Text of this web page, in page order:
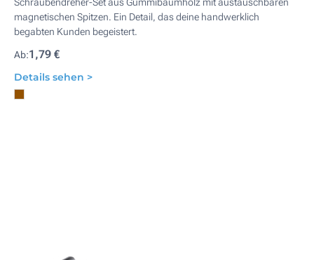
magnetischen Spitzen. Ein Detail, das deine handwerklich
begabten Kunden begeistert.
Ab:1,79 €
Details sehen >